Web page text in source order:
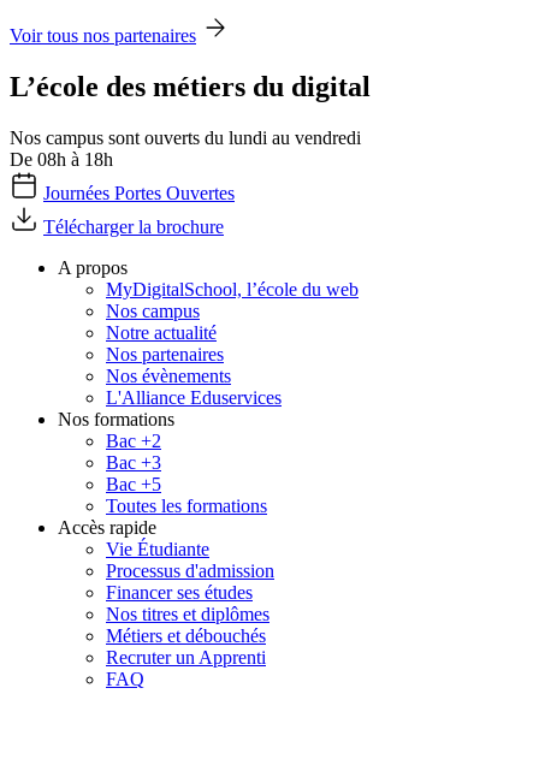
Voir tous nos partenaires
L’école des métiers du digital
Nos campus sont ouverts du lundi au vendredi
De 08h à 18h
Journées Portes Ouvertes
Télécharger la brochure
A propos
MyDigitalSchool, l’école du web
Nos campus
Notre actualité
Nos partenaires
Nos évènements
L'Alliance Eduservices
Nos formations
Bac +2
Bac +3
Bac +5
Toutes les formations
Accès rapide
Vie Étudiante
Processus d'admission
Financer ses études
Nos titres et diplômes
Métiers et débouchés
Recruter un Apprenti
FAQ